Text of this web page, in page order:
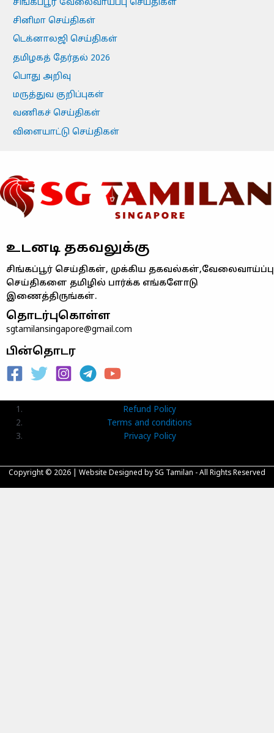
சிங்கப்பூர் வேலைவாய்ப்பு செய்திகள்
சினிமா செய்திகள்
டெக்னாலஜி செய்திகள்
தமிழகத் தேர்தல் 2026
பொது அறிவு
மருத்துவ குறிப்புகள்
வணிகச் செய்திகள்
விளையாட்டு செய்திகள்
உடனடி தகவலுக்கு
சிங்கப்பூர் செய்திகள், முக்கிய தகவல்கள்,வேலைவாய்ப்பு
செய்திகளை தமிழில் பார்க்க எங்களோடு
இணைத்திருங்கள்.
தொடர்புகொள்ள
sgtamilansingapore@gmail.com
பின்தொடர
Refund Policy
Terms and conditions
Privacy Policy
Copyright © 2026 | Website Designed by SG Tamilan - All Rights Reserved